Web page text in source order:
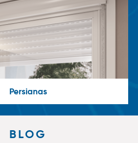
Persianas
BLOG